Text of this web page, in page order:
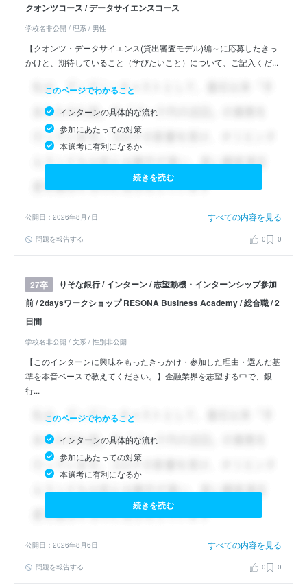
クオンツコース / データサイエンスコース
学校名非公開 / 理系 / 男性
【クオンツ・データサイエンス(貸出審査モデル)編～に応募したきっ
かけと、期待していること（学びたいこと）について、ご記入くだ...
このページでわかること
インターンの具体的な流れ
参加にあたっての対策
本選考に有利になるか
続きを読む
公開日：2026年8月7日 すべての内容を見る
問題を報告する 0 0
27卒
りそな銀行 / インターン / 志望動機・インターンシップ参加
前 / 2daysワークショップ RESONA Business Academy / 総合職 / 2
日間
学校名非公開 / 文系 / 性別非公開
【このインターンに興味をもったきっかけ・参加した理由・選んだ基
準を本音ベースで教えてください。】金融業界を志望する中で、銀
行...
このページでわかること
インターンの具体的な流れ
参加にあたっての対策
本選考に有利になるか
続きを読む
公開日：2026年8月6日 すべての内容を見る
問題を報告する 0 0